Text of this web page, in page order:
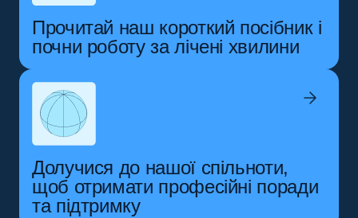
Прочитай наш короткий посібник і
почни роботу за лічені хвилини
Долучися до нашої спільноти,
щоб отримати професійні поради
та підтримку